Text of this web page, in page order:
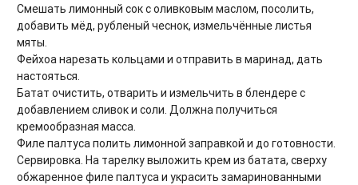
Смешать лимонный сок с оливковым маслом, посолить,
добавить мёд, рубленый чеснок, измельчённые листья
мяты.
Фейхоа нарезать кольцами и отправить в маринад, дать
настояться.
Батат очистить, отварить и измельчить в блендере с
добавлением сливок и соли. Должна получиться
кремообразная масса.
Филе палтуса полить лимонной заправкой и до готовности.
Сервировка. На тарелку выложить крем из батата, сверху
обжаренное филе палтуса и украсить замаринованными